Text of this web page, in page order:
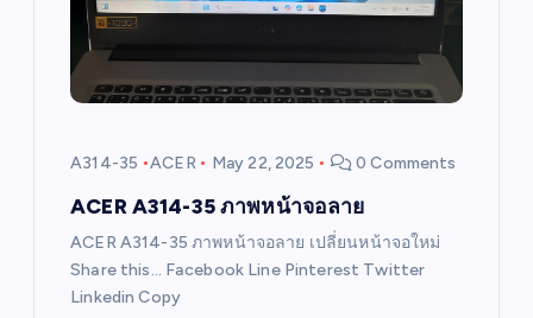
A314-35 ACER May 22, 2025 0 Comments
ACER A314-35 ภาพหน้าจอลาย
ACER A314-35 ภาพหน้าจอลาย เปลี่ยนหน้าจอใหม่
Share this… Facebook Line Pinterest Twitter
Linkedin Copy